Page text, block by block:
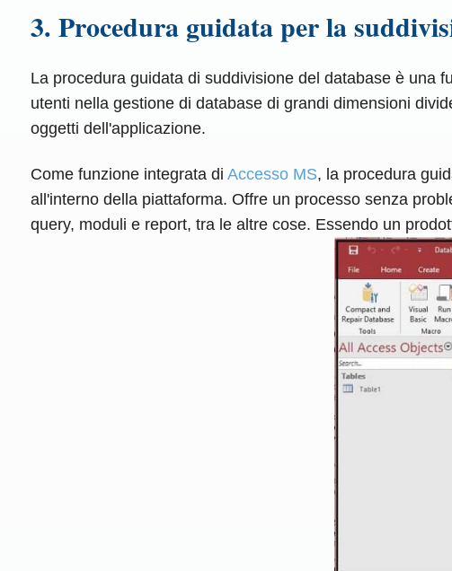
3. Procedura guidata per la
La procedura guidata di suddivisione del database è una
utenti nella gestione di database di grandi dimensioni
oggetti dell'applicazione.
Come funzione integrata di Accesso MS, la procedura
all'interno della piattaforma. Offre un processo senza
query, moduli e report, tra le altre cose. Essendo un